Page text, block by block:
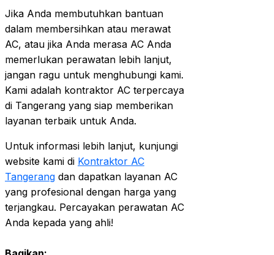
Jika Anda membutuhkan bantuan
dalam membersihkan atau merawat
AC, atau jika Anda merasa AC Anda
memerlukan perawatan lebih lanjut,
jangan ragu untuk menghubungi kami.
Kami adalah kontraktor AC terpercaya
di Tangerang yang siap memberikan
layanan terbaik untuk Anda.
Untuk informasi lebih lanjut, kunjungi
website kami di Kontraktor AC
Tangerang dan dapatkan layanan AC
yang profesional dengan harga yang
terjangkau. Percayakan perawatan AC
Anda kepada yang ahli!